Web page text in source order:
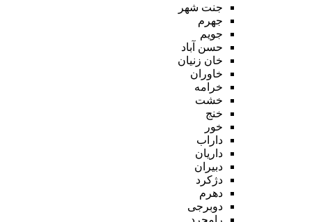
جنت شهر
جهرم
جویم
حسن آباد
خان زنیان
خاوران
خرامه
خشت
خنج
خور
داراب
داریان
دبیران
دژکرد
دهرم
دوبرجی
رامجرد